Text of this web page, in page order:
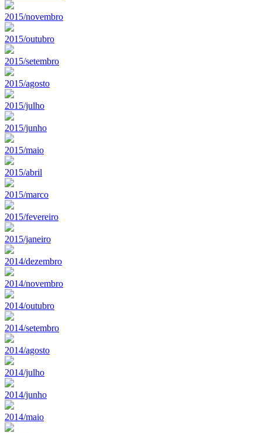
2015/novembro
2015/outubro
2015/setembro
2015/agosto
2015/julho
2015/junho
2015/maio
2015/abril
2015/marco
2015/fevereiro
2015/janeiro
2014/dezembro
2014/novembro
2014/outubro
2014/setembro
2014/agosto
2014/julho
2014/junho
2014/maio